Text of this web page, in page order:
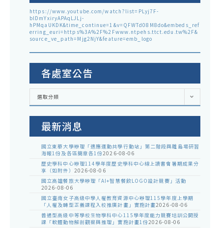
https://www.youtube.com/watch?list=PLyj7F-
blDmYxiryAPAqLJLj-
hPMqaUKDK&time_continue=1&v=QFWTd08M8do&embeds_ref
erring_euri=https%3A%2F%2Fwww.ntpehs.ttct.edu.tw%2F&
source_ve_path=Mjg2NjY&feature=emb_logo
各處室公告
各
室
選取分類
最新消息
國立東華大學辦理「適應運動共學行動站」第二階段與離島場研習
海報1份及各區簡章各1份2026-08-06
歷史學科中心辦理114學年度歷史學科中心線上讀書會暑期成果分
享（如附件） 2026-08-06
國立高雄餐旅大學辦理「AI+智慧餐飲LOGO設計競賽」活動
2026-08-06
國立臺南女子高級中學人權教育資源中心辦理115學年度上學期
「人權及轉型正義課程入校推廣計畫」實施計畫2026-08-06
普通型高級中等學校生物學科中心115學年度能力競賽培訓公開授
課「軟體動物解剖觀察與推理」實施計畫1份2026-08-06